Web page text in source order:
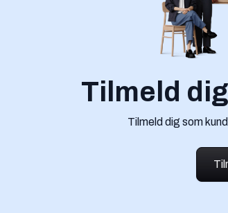
Tilmeld
Tilmeld dig som